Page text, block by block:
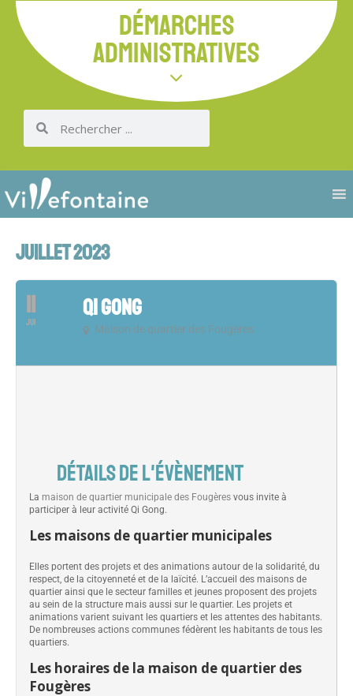
DÉMARCHES
ADMINISTRATIVES
JUILLET 2023
11
JUI
QI GONG
Maison de quartier des Fougères
DÉTAILS DE L'ÉVÈNEMENT
La maison de quartier municipale des Fougères vous invite à
participer à leur activité Qi Gong.
Les maisons de quartier municipales
Elles portent des projets et des animations autour de la solidarité, du
respect, de la citoyenneté et de la laïcité. L’accueil des maisons de
quartier ainsi que le secteur familles et jeunes proposent des projets
au sein de la structure mais aussi sur le quartier. Les projets et
animations varient suivant les quartiers et les attentes des habitants.
De nombreuses actions communes fédèrent les habitants de tous les
quartiers.
Les horaires de la maison de quartier des
Fougères